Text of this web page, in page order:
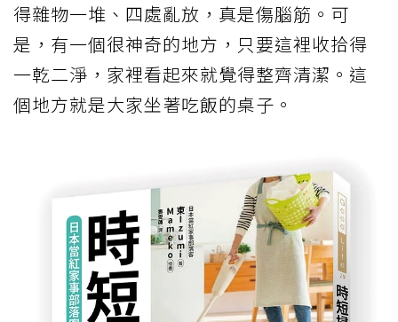
得雜物一堆、四處亂放，真是傷腦筋。可
是，有一個很神奇的地方，只要這裡收拾得
一乾二淨，家裡看起來就覺得整齊清潔。這
個地方就是大家坐著吃飯的桌子。